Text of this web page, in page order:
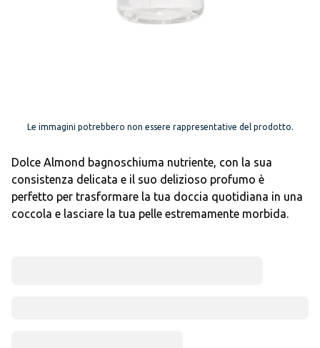
Le immagini potrebbero non essere rappresentative del prodotto.
Dolce Almond bagnoschiuma nutriente, con la sua
consistenza delicata e il suo delizioso profumo è
perfetto per trasformare la tua doccia quotidiana in una
coccola e lasciare la tua pelle estremamente morbida.